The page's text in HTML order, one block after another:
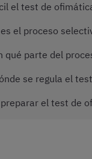
el test de
es el proceso
qué parte del
se regula el
preparar el test de